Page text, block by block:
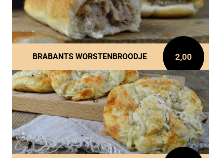
BRABANTS WORSTENBROODJE 2,00